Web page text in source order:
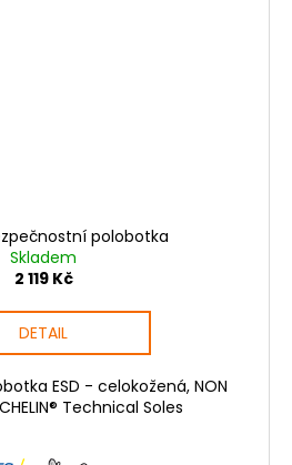
polobotka
Skladem
2 119 Kč
DETAIL
ESD - celokožená, NON
Technical Soles